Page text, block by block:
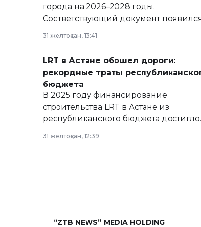
города на 2026–2028 годы.
Соответствующий документ
сайте маслихат города.
31 желтоқсан, 13:41
LRT в Астане обошел дороги:
рекордные траты
бюджета
В 2025 году финансирование
строительства LRT в Астане из
республиканского бюджета достигло
31 желтоқсан, 12:39
“ZTB NEWS” MEDIA HOLDING